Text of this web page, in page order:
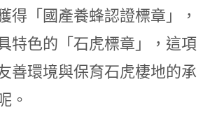
得「國產養蜂認證標章」，
特色的「石虎標章」，這項
善環境與保育石虎棲地的承
。